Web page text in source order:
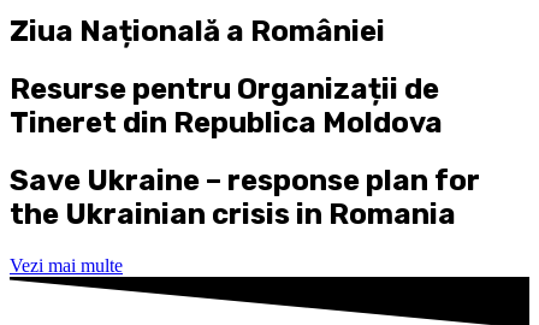
Ziua Națională a României
Resurse pentru Organizații de
Tineret din Republica Moldova
Save Ukraine – response plan for
the Ukrainian crisis in Romania
Vezi mai multe